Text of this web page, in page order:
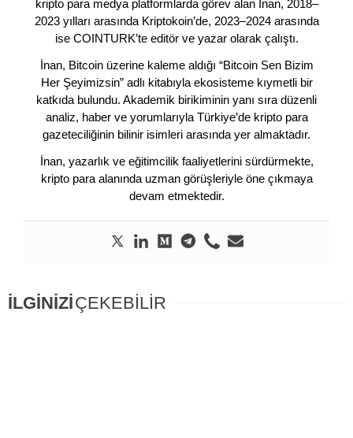
kripto para medya platformlarda görev alan İnan, 2018–
2023 yılları arasında Kriptokoin’de, 2023–2024 arasında
ise COINTURK’te editör ve yazar olarak çalıştı.
İnan, Bitcoin üzerine kaleme aldığı “Bitcoin Sen Bizim
Her Şeyimizsin” adlı kitabıyla ekosisteme kıymetli bir
katkıda bulundu. Akademik birikiminin yanı sıra düzenli
analiz, haber ve yorumlarıyla Türkiye’de kripto para
gazeteciliğinin bilinir isimleri arasında yer almaktadır.
İnan, yazarlık ve eğitimcilik faaliyetlerini sürdürmekte,
kripto para alanında uzman görüşleriyle öne çıkmaya
devam etmektedir.
İLGİNİZİÇEKEBİLİR